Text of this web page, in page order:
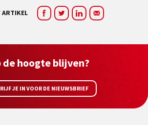
ARTIKEL
de hoogte blijven?
JE IN VOOR DE NIEUWSBRIEF